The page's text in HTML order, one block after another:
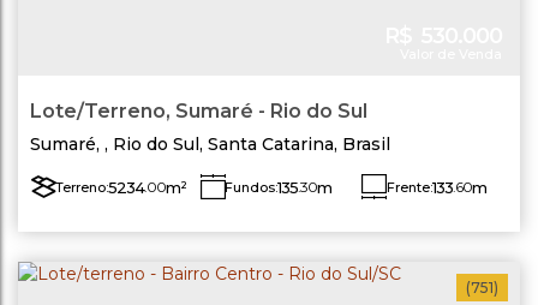
Lote/Terreno, Sumaré - Rio do Sul
Sumaré , Rio do Sul, Santa Catarina, Brasil
Terreno:5234.00m² Fundos:135.30m Frente:133.60m
(751)